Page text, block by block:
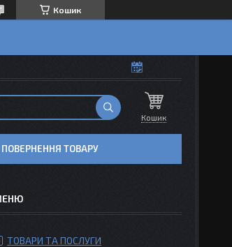
Кошик
Кошик
ПОВЕРНЕННЯ ТОВАРУ
ТОВАРИ ТА ПОСЛУГИ